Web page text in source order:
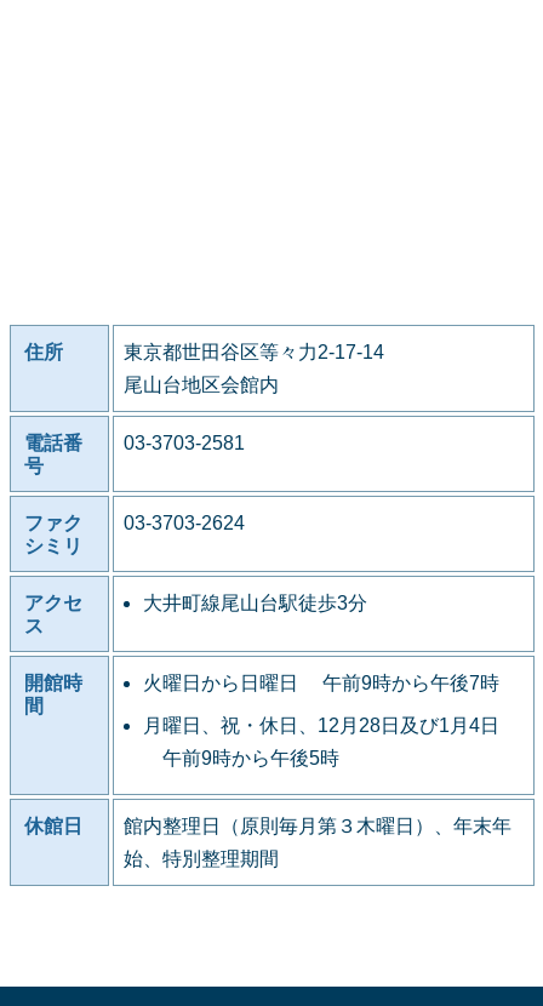
住所
東京都世田谷区等々力2-17-14
尾山台地区会館内
電話番
号
03-3703-2581
ファク
シミリ
03-3703-2624
アクセ
ス
大井町線尾山台駅徒歩3分
開館時
間
火曜日から日曜日 午前9時から午後7時
月曜日、祝・休日、12月28日及び1月4日
午前9時から午後5時
休館日
館内整理日（原則毎月第３木曜日）、年末年
始、特別整理期間